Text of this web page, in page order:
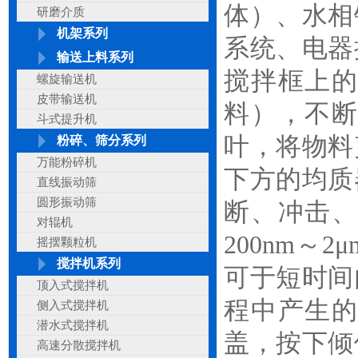
研磨介质
机架系列
输送上料系列
螺旋输送机
皮带输送机
斗式提升机
粉碎、筛分系列
万能粉碎机
直线振动筛
圆形振动筛
对辊机
摇摆颗粒机
搅拌机系列
顶入式搅拌机
侧入式搅拌机
潜水式搅拌机
高速分散搅拌机
体）、水
系统、电
搅拌框上
料），不
叶，将物
下方的均
断、冲击
200nm～
可于短时
程中产生
盖，按下